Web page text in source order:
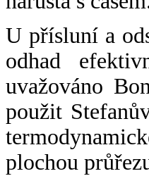
U přísluní a
odhad
uvažováno
použit
plochou